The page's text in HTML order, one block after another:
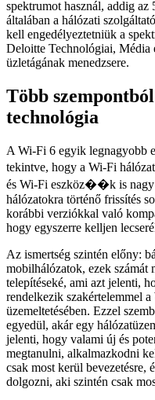
spektrumot használ, addig az
általában a hálózati
kell engedélyeztetniük a
Deloitte Technológiai, Média
üzletágának menedzsere.
Több
technológia
A Wi-Fi 6 egyik legnagyobb
tekintve, hogy a Wi-Fi
és Wi-Fi eszköz��k is nagy
hálózatokra történő frissítés
korábbi verziókkal való
hogy egyszerre kelljen
Az ismertség szintén előny:
mobilhálózatok, ezek számát
telepítéseké, ami azt jelenti,
rendelkezik szakértelemmel
üzemeltetésében. Ezzel
egyedül, akár egy
jelenti, hogy valami új és
megtanulni, alkalmazkodni
csak most kerül bevezetésre,
dolgozni, aki szintén csak